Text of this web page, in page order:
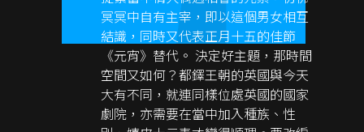
冥冥中自有主宰，即以這個男女相互
結識，同時又代表正月十五的佳節
《元宵》替代。 決定好主題，那時間
空間又如何？都鐸王朝的英國與今天
大有不同，就連同樣位處英國的國家
劇院，亦需要在當中加入種族、性